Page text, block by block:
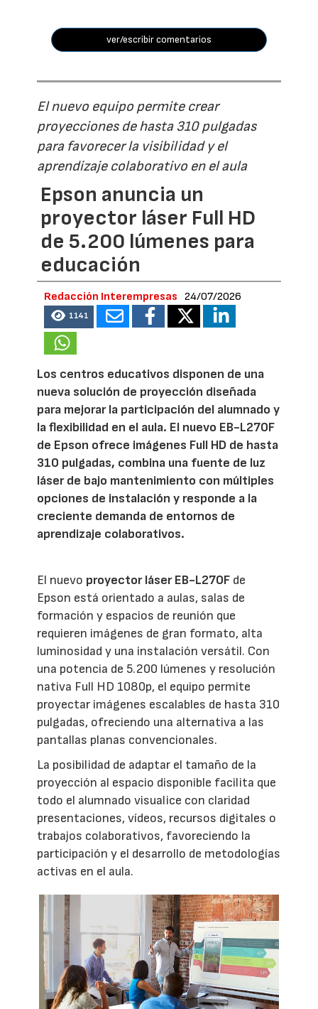
ver/escribir comentarios
El nuevo equipo permite crear
proyecciones de hasta 310 pulgadas
para favorecer la visibilidad y el
aprendizaje colaborativo en el aula
Epson anuncia un
proyector láser Full HD
de 5.200 lúmenes para
educación
Redacción Interempresas 24/07/2026
1141
Los centros educativos disponen de una
nueva solución de proyección diseñada
para mejorar la participación del alumnado y
la flexibilidad en el aula. El nuevo EB-L270F
de Epson ofrece imágenes Full HD de hasta
310 pulgadas, combina una fuente de luz
láser de bajo mantenimiento con múltiples
opciones de instalación y responde a la
creciente demanda de entornos de
aprendizaje colaborativos.
El nuevo proyector láser EB-L270F de
Epson está orientado a aulas, salas de
formación y espacios de reunión que
requieren imágenes de gran formato, alta
luminosidad y una instalación versátil. Con
una potencia de 5.200 lúmenes y resolución
nativa Full HD 1080p, el equipo permite
proyectar imágenes escalables de hasta 310
pulgadas, ofreciendo una alternativa a las
pantallas planas convencionales.
La posibilidad de adaptar el tamaño de la
proyección al espacio disponible facilita que
todo el alumnado visualice con claridad
presentaciones, vídeos, recursos digitales o
trabajos colaborativos, favoreciendo la
participación y el desarrollo de metodologías
activas en el aula.